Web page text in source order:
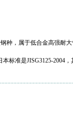
种，属于低合金高强耐
标准是JISG3125-2004